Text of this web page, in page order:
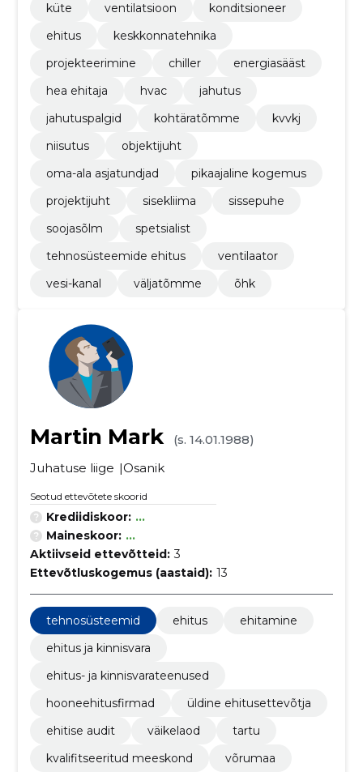
küte
ventilatsioon
konditsioneer
ehitus
keskkonnatehnika
projekteerimine
chiller
energiasääst
hea ehitaja
hvac
jahutus
jahutuspalgid
kohtäratõmme
kvvkj
niisutus
objektijuht
oma-ala asjatundjad
pikaajaline kogemus
projektijuht
sisekliima
sissepuhe
soojasõlm
spetsialist
tehnosüsteemide ehitus
ventilaator
vesi-kanal
väljatõmme õhk
Martin Mark
(s. 14.01.1988)
Juhatuse liige
Osanik
Seotud ettevõtete skoorid
Krediidiskoor: ...
Maineskoor: ...
Aktiivseid ettevõtteid: 3
Ettevõtluskogemus (aastaid): 13
tehnosüsteemid ehitus
ehitamine
ehitus ja kinnisvara
ehitus- ja kinnisvarateenused
hooneehitusfirmad
üldine ehitusettevõtja
ehitise audit
väikelaod
tartu
kvalifitseeritud meeskond
võrumaa